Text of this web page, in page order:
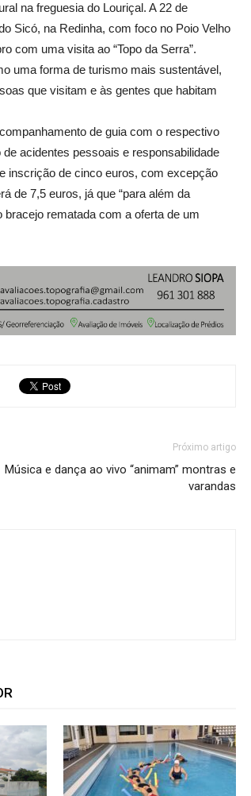
na freguesia do Louriçal. A 22 de
Sicó, na Redinha, com foco no Poio Velho
com uma visita ao “Topo da Serra”.
uma forma de turismo mais sustentável,
que visitam e às gentes que habitam
de guia com o respectivo
acidentes pessoais e responsabilidade
inscrição de cinco euros, com excepção
de 7,5 euros, já que “para além da
rematada com a oferta de um
Próximo artigo
Música e dança ao vivo “animam” montras e
varandas